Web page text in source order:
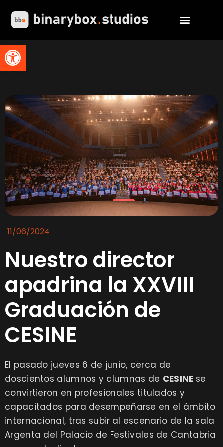
Abrir barra de herramientas
11/06/2024
Nuestro director
apadrina la XXVIII
Graduación de
CESINE
El pasado jueves 6 de junio, cerca de
doscientos alumnos y alumnas de CESINE se
convirtieron en profesionales titulados y
capacitados para desempeñarse en el ámbito
internacional, tras subir al escenario de la sala
Argenta del Palacio de Festivales de Cantabria